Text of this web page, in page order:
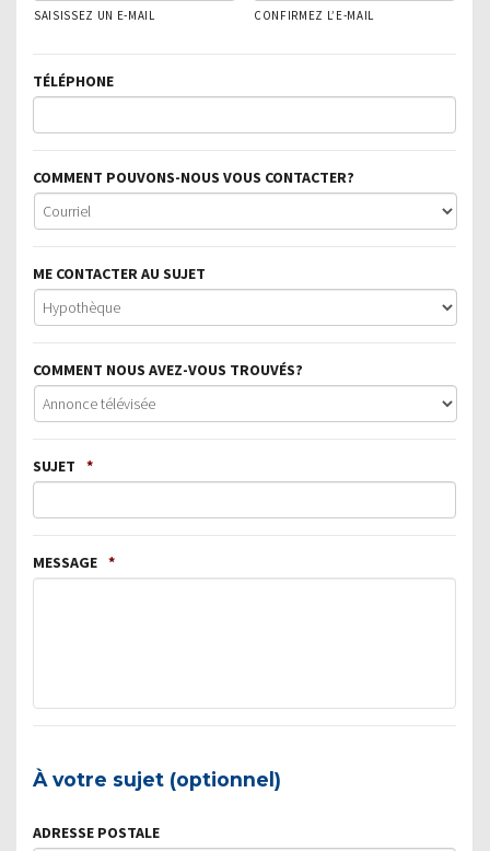
SAISISSEZ UN E-MAIL CONFIRMEZ L’E-MAIL
TÉLÉPHONE
COMMENT POUVONS-NOUS VOUS CONTACTER?
ME CONTACTER AU SUJET
COMMENT NOUS AVEZ-VOUS TROUVÉS?
SUJET *
MESSAGE *
À votre sujet (optionnel)
ADRESSE POSTALE